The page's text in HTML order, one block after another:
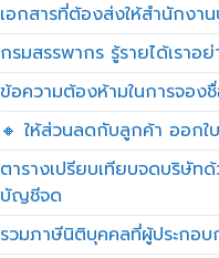
เอกสารที่ต้องส่งให้สำนักงา
กรมสรรพากร รู้รายได้เราอย่
ข้อความต้องห้ามในการจอง
🔸 ให้ส่วนลดกับลูกค้า ออกใ
ตารางเปรียบเทียบจดบริษัท
บัญชีจด
รวมภาษีนิติบุคคลที่ผู้ประกอบ